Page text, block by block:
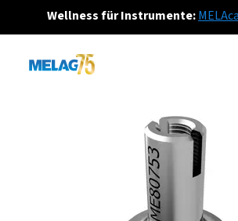
Wellness für Instrumente: